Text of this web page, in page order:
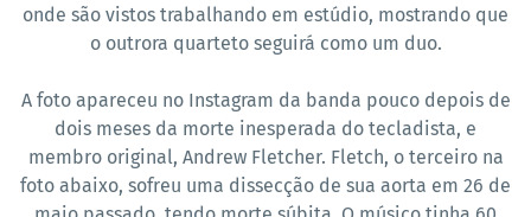
onde são vistos trabalhando em estúdio, mostrando que
o outrora quarteto seguirá como um duo.
A foto apareceu no Instagram da banda pouco depois de
dois meses da morte inesperada do tecladista, e
membro original, Andrew Fletcher. Fletch, o terceiro na
foto abaixo, sofreu uma dissecção de sua aorta em 26 de